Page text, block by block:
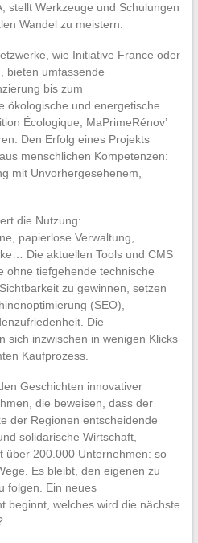
stellt Werkzeuge und Schulungen
Wandel zu meistern.
wie Initiative France oder
bieten umfassende
bis zum
ökologische und energetische
Écologique, MaPrimeRénov’
Den Erfolg eines Projekts
menschlichen Kompetenzen:
mit Unvorhergesehenem,
die Nutzung:
papierlose Verwaltung,
Die aktuellen Tools und CMS
ohne tiefgehende technische
zu gewinnen, setzen
(SEO),
Die
sich inzwischen in wenigen Klicks
Kaufprozess.
Geschichten innovativer
die beweisen, dass der
der Regionen entscheidende
solidarische Wirtschaft,
über 200.000 Unternehmen: so
Es bleibt, den eigenen zu
folgen. Ein neues
beginnt, welches wird die nächste